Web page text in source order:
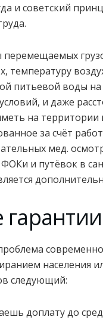
и советский
температуру
питьевой воды
и даже
на территории
за счёт
мед.
и путёвок в
населения
следующий:
доплату до